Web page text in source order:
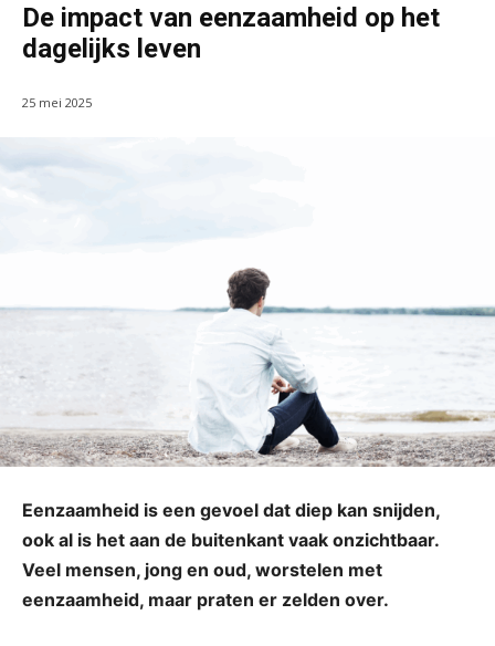
De impact van eenzaamheid op het
dagelijks leven
25 mei 2025
Eenzaamheid is een gevoel dat diep kan snijden,
ook al is het aan de buitenkant vaak onzichtbaar.
Veel mensen, jong en oud, worstelen met
eenzaamheid, maar praten er zelden over.